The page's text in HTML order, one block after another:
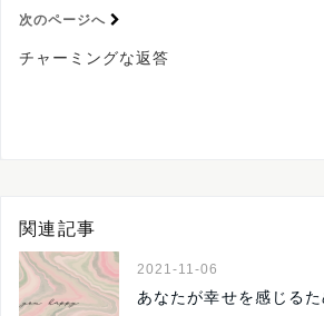
次のページへ
チャーミングな返答
関連記事
2021-11-06
あなたが幸せを感じるた